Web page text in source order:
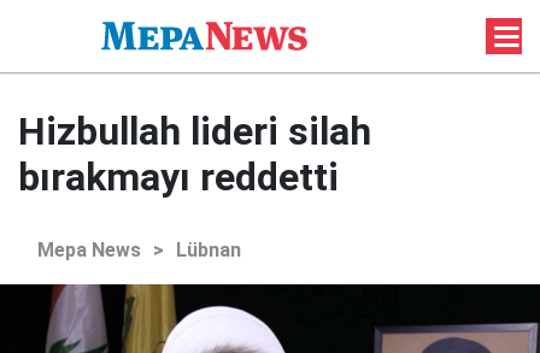
Hizbullah lideri silah
bırakmayı reddetti
Mepa News > Lübnan